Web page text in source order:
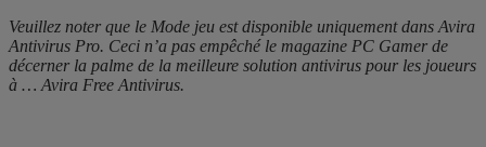
Veuillez noter que le Mode jeu est disponible uniquement dans Avira
Antivirus Pro. Ceci n’a pas empêché le magazine PC Gamer de
décerner la palme de la meilleure solution antivirus pour les joueurs
à … Avira Free Antivirus.